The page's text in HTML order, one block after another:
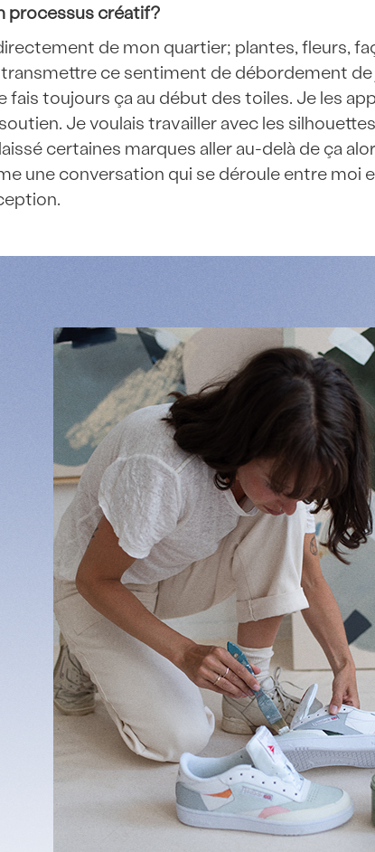
processus créatif?
de mon quartier; plantes, fleurs,
ce sentiment de débordement de
fais toujours ça au début des toiles. Je les
Je voulais travailler avec les
certaines marques aller au-delà de ça
une conversation qui se déroule entre moi